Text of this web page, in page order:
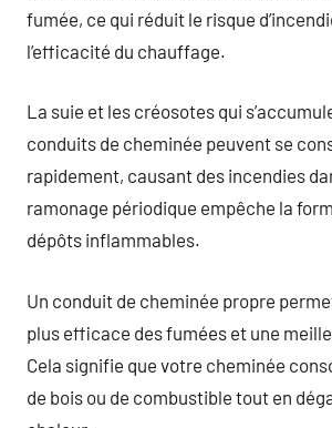
fumée, ce qui réduit le risque
l’efficacité du chauffage.
La suie et les créosotes qui
conduits de cheminée peuvent se
rapidement, causant des incendies
ramonage périodique empêche la
dépôts inflammables.
Un conduit de cheminée propre
plus efficace des fumées et une
Cela signifie que votre cheminée
de bois ou de combustible tout en